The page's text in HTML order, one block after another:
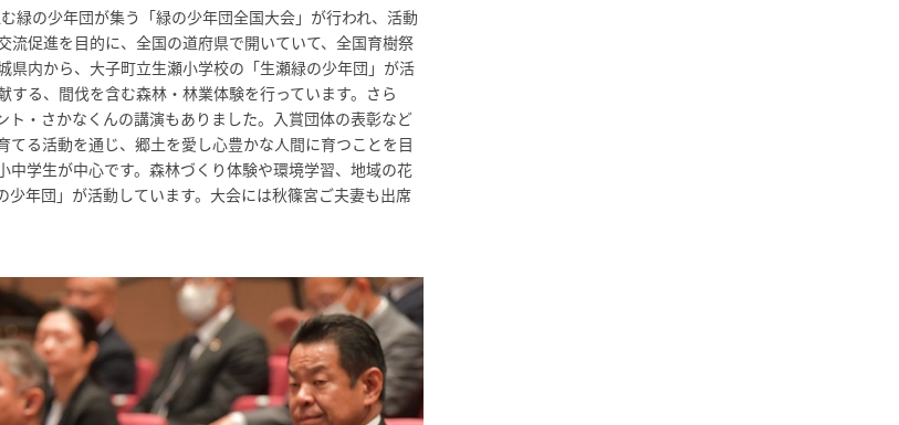
緑の少年団が集う「緑の少年団全国大会」が行われ、活動
促進を目的に、全国の道府県で開いていて、全国育樹祭
内から、大子町立生瀬小学校の「生瀬緑の少年団」が活
る、間伐を含む森林・林業体験を行っています。さら
・さかなくんの講演もありました。入賞団体の表彰など
る活動を通じ、郷土を愛し心豊かな人間に育つことを目
学生が中心です。森林づくり体験や環境学習、地域の花
年団」が活動しています。大会には秋篠宮ご夫妻も出席